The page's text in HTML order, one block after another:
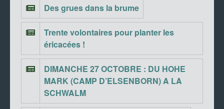
Des grues dans la brume
Trente volontaires pour planter les
éricacées !
DIMANCHE 27 OCTOBRE : DU HOHE
MARK (CAMP D’ELSENBORN) A LA
SCHWALM